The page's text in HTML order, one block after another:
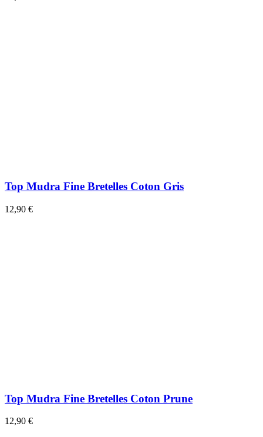
Top Mudra Fine Bretelles Coton Gris
12,90 €
Top Mudra Fine Bretelles Coton Prune
12,90 €